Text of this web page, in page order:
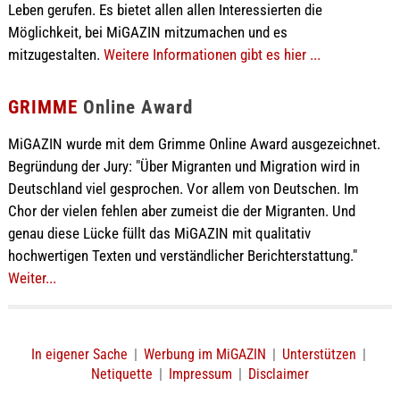
Leben gerufen. Es bietet allen allen Interessierten die
Möglichkeit, bei MiGAZIN mitzumachen und es
mitzugestalten. Weitere Informationen gibt es hier ...
GRIMME Online Award
MiGAZIN wurde mit dem Grimme Online Award ausgezeichnet.
Begründung der Jury: "Über Migranten und Migration wird in
Deutschland viel gesprochen. Vor allem von Deutschen. Im
Chor der vielen fehlen aber zumeist die der Migranten. Und
genau diese Lücke füllt das MiGAZIN mit qualitativ
hochwertigen Texten und verständlicher Berichterstattung."
Weiter...
In eigener Sache | Werbung im MiGAZIN | Unterstützen |
Netiquette | Impressum | Disclaimer